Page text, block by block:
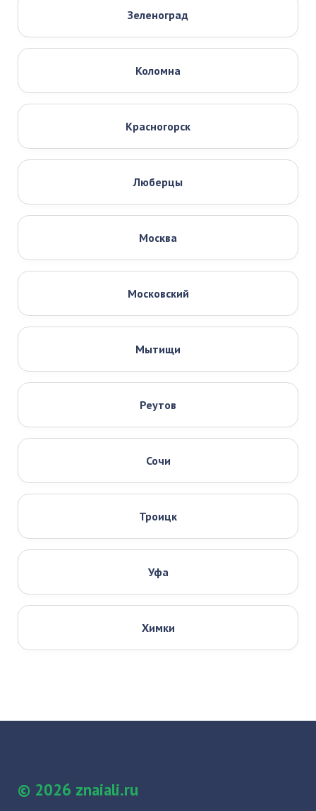
Зеленоград
Коломна
Красногорск
Люберцы
Москва
Московский
Мытищи
Реутов
Сочи
Троицк
Уфа
Химки
© 2026 znaiali.ru